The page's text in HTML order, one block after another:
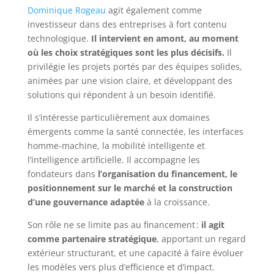
Dominique Rogeau agit également comme
investisseur dans des entreprises à fort contenu
technologique. Il intervient en amont, au moment
où les choix stratégiques sont les plus décisifs. Il
privilégie les projets portés par des équipes solides,
animées par une vision claire, et développant des
solutions qui répondent à un besoin identifié.
Il s’intéresse particulièrement aux domaines
émergents comme la santé connectée, les interfaces
homme-machine, la mobilité intelligente et
l’intelligence artificielle. Il accompagne les
fondateurs dans l’organisation du financement, le
positionnement sur le marché et la construction
d’une gouvernance adaptéeà la croissance.
Son rôle ne se limite pas au financement : il agit
comme partenaire stratégique, apportant un regard
extérieur structurant, et une capacité à faire évoluer
les modèles vers plus d’efficience et d’impact.